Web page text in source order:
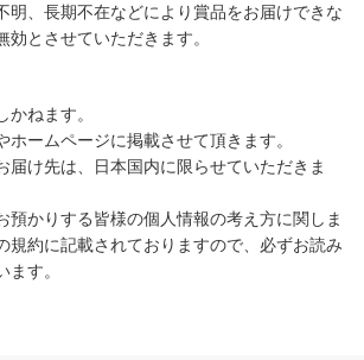
明、長期不在などにより賞品をお届けできな
効とさせていただきます。
ねます。
ホームページに掲載させて頂きます。
届け先は、日本国内に限らせていただきま
預かりする皆様の個人情報の考え方に関しま
規約に記載されておりますので、必ずお読み
す。